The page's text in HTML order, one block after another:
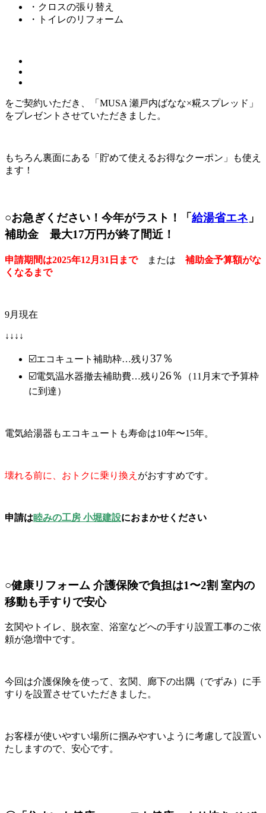
・クロスの張り替え
・トイレのリフォーム
をご契約いただき、「MUSA 瀬戸内ばなな×糀スプレッド」
をプレゼントさせていただきました。
もちろん裏面にある「貯めて使えるお得なクーポン」も使え
ます！
○お急ぎください！今年がラスト！「給湯省エネ 」
補助金 最大17万円が終了間近！
申請期間は2025年12月31日までまたは 補助金予算額がな
くなるまで
9月現在
↓↓↓↓
☑️エコキュート補助枠…残り 37％
☑️電気温水器撤去補助費…残り 26％
（11月末で予算枠
に到達）
電気給湯器もエコキュートも寿命は10年〜15年。
壊れる前に、おトクに乗り換え がおすすめです。
申請は睦みの工房 小堀建設におまかせください
○健康リフォーム 介護保険で負担は1〜2割 室内の
移動も手すりで安心
玄関やトイレ、脱衣室、浴室などへの手すり設置工事のご依
頼が急増中です。
今回は介護保険を使って、玄関、廊下の出隅（でずみ）に手
すりを設置させていただきました。
お客様が使いやすい場所に掴みやすいように考慮して設置い
たしますので、安心です。